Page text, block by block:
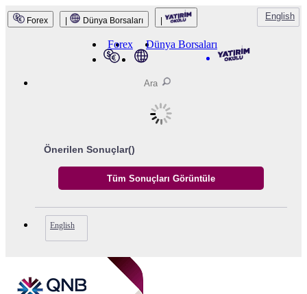
Forex Dünya Borsaları English
Forex Dünya Borsaları
Önerilen Sonuçlar()
English